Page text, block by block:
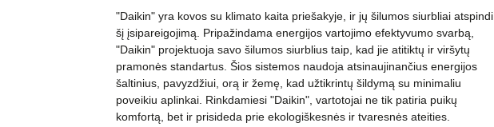
"Daikin" yra kovos su klimato kaita priešakyje, ir jų šilumos siurbliai atspindi
šį įsipareigojimą. Pripažindama energijos vartojimo efektyvumo svarbą,
"Daikin" projektuoja savo šilumos siurblius taip, kad jie atitiktų ir viršytų
pramonės standartus. Šios sistemos naudoja atsinaujinančius energijos
šaltinius, pavyzdžiui, orą ir žemę, kad užtikrintų šildymą su minimaliu
poveikiu aplinkai. Rinkdamiesi "Daikin", vartotojai ne tik patiria puikų
komfortą, bet ir prisideda prie ekologiškesnės ir tvaresnės ateities.